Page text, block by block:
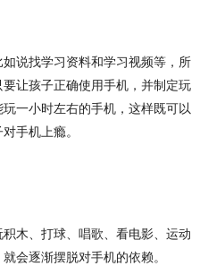
说找学习资料和学习视频等，所
让孩子正确使用手机，并制定玩
一小时左右的手机，这样既可以
手机上瘾。
木、打球、唱歌、看电影、运动
会逐渐摆脱对手机的依赖。